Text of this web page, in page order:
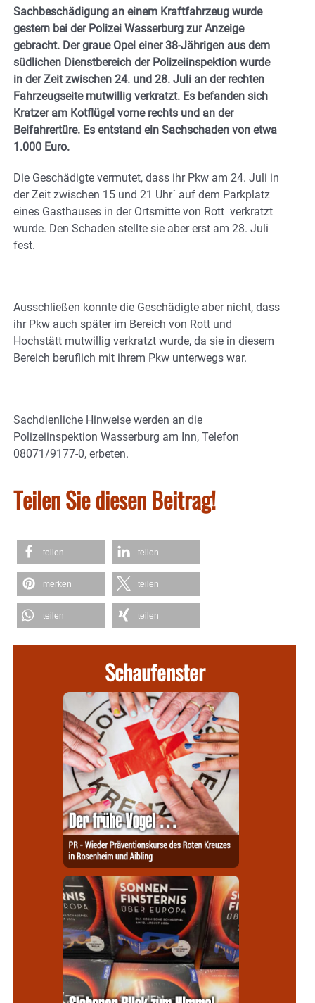
Sachbeschädigung an einem Kraftfahrzeug wurde
gestern bei der Polizei Wasserburg zur Anzeige
gebracht. Der graue Opel einer 38-Jährigen aus dem
südlichen Dienstbereich der Polizeiinspektion wurde
in der Zeit zwischen 24. und 28. Juli an der rechten
Fahrzeugseite mutwillig verkratzt. Es befanden sich
Kratzer am Kotflügel vorne rechts und an der
Beifahrertüre. Es entstand ein Sachschaden von etwa
1.000 Euro.
Die Geschädigte vermutet, dass ihr Pkw am 24. Juli in
der Zeit zwischen 15 und 21 Uhr´ auf dem Parkplatz
eines Gasthauses in der Ortsmitte von Rott verkratzt
wurde. Den Schaden stellte sie aber erst am 28. Juli
fest.
Ausschließen konnte die Geschädigte aber nicht, dass
ihr Pkw auch später im Bereich von Rott und
Hochstätt mutwillig verkratzt wurde, da sie in diesem
Bereich beruflich mit ihrem Pkw unterwegs war.
Sachdienliche Hinweise werden an die
Polizeiinspektion Wasserburg am Inn, Telefon
08071/9177-0, erbeten.
Teilen Sie diesen Beitrag!
teilen teilen
merken teilen
teilen teilen
Schaufenster